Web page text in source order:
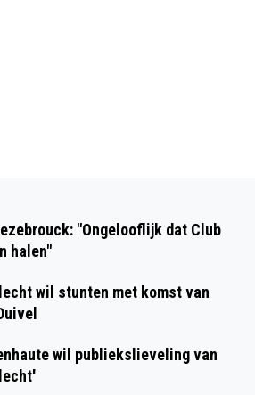
"Ongelooflijk dat Club
halen"
wil stunten met komst van
wil publiekslieveling van